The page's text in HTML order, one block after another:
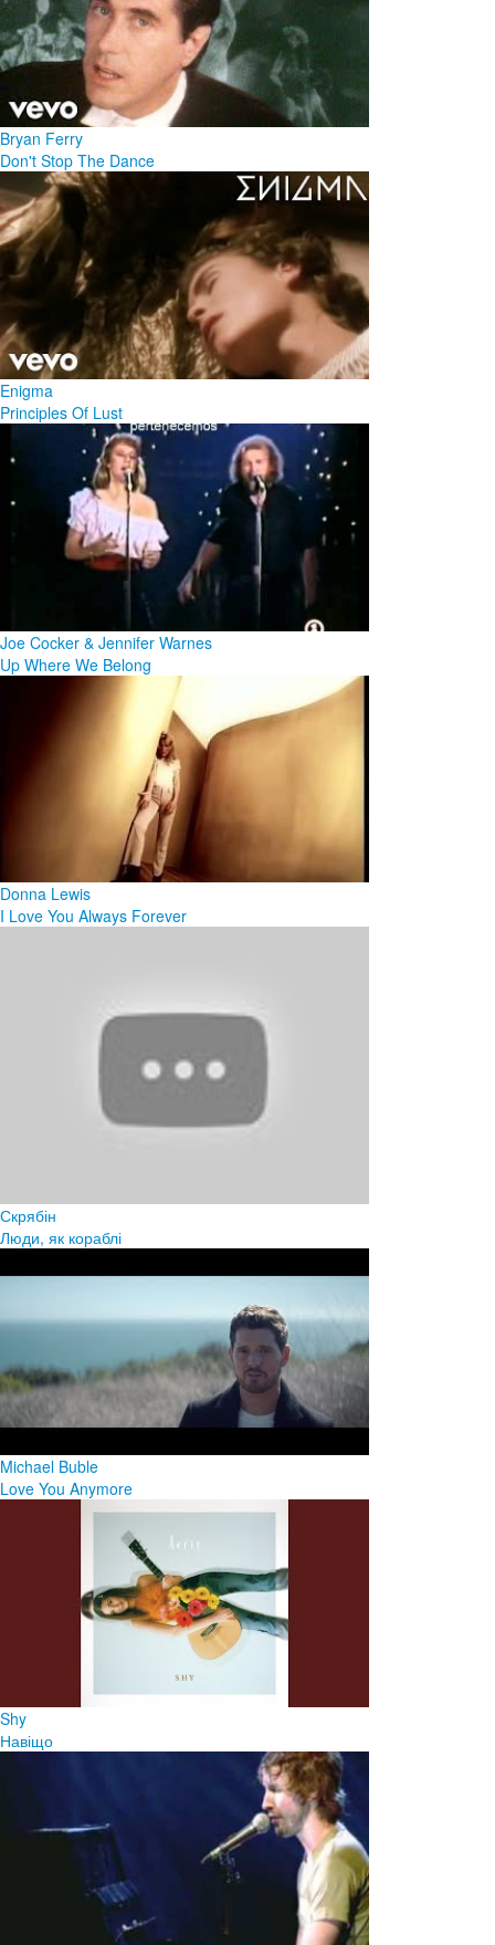
Bryan Ferry
Don't Stop The Dance
Enigma
Principles Of Lust
Joe Cocker & Jennifer Warnes
Up Where We Belong
Donna Lewis
I Love You Always Forever
Скрябін
Люди, як кораблі
Michael Buble
Love You Anymore
Shy
Навіщо